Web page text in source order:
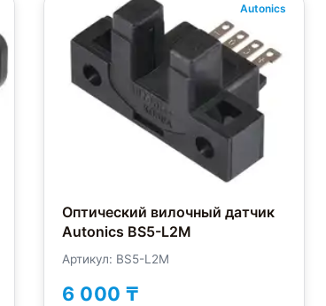
Autonics
Оптический вилочный датчик
Autonics BS5-L2M
Артикул: BS5-L2M
6 000 ₸